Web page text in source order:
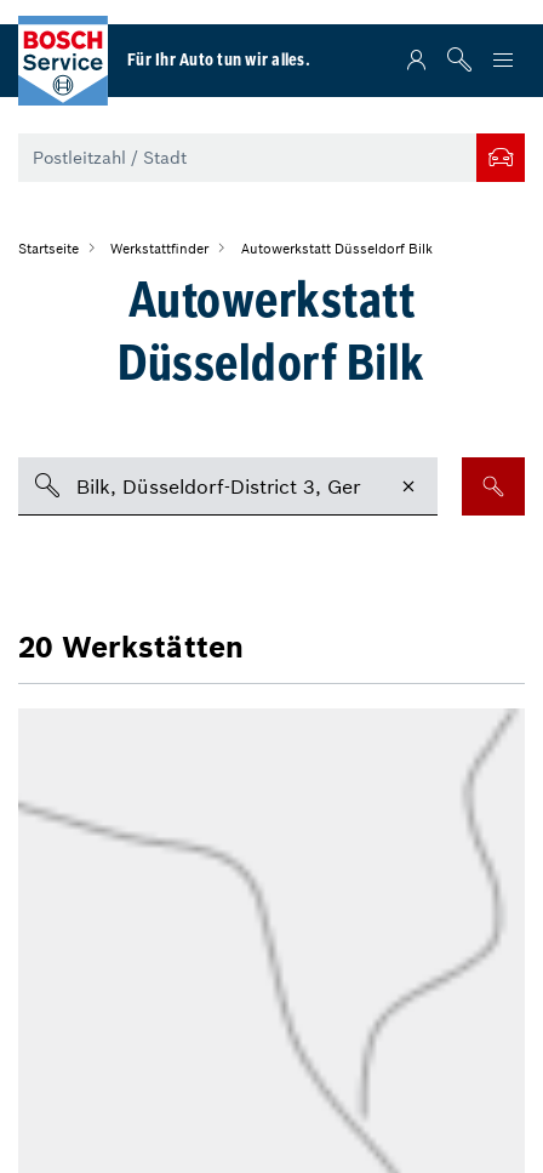
Für Ihr Auto tun wir alles.
Startseite Werkstattfinder Autowerkstatt Düsseldorf Bilk
Autowerkstatt
Düsseldorf Bilk